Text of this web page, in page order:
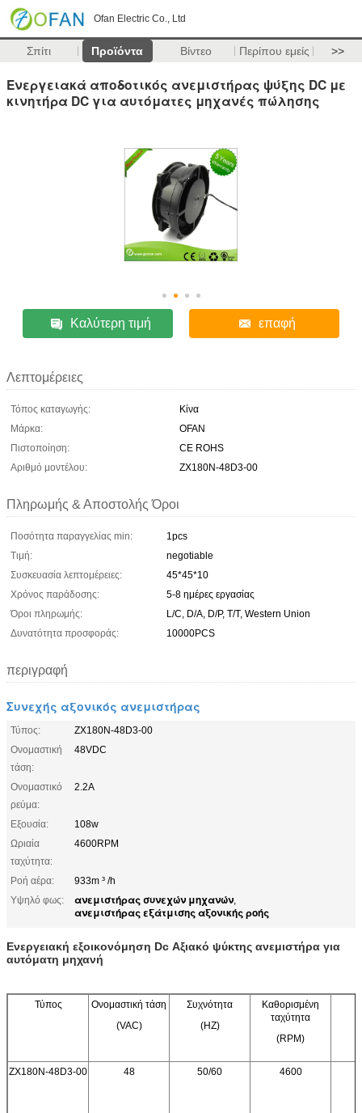
Ofan Electric Co., Ltd
Σπίτι Προϊόντα Βίντεο Περίπου εμείς >>
Ενεργειακά αποδοτικός ανεμιστήρας ψύξης DC με
κινητήρα DC για αυτόματες μηχανές πώλησης
Καλύτερη τιμή επαφή
Λεπτομέρειες
Τόπος καταγωγής:
Κίνα
Μάρκα:
OFAN
Πιστοποίηση:
CE ROHS
Αριθμό μοντέλου:
ZX180N-48D3-00
Πληρωμής & Αποστολής Όροι
Ποσότητα παραγγελίας min:
1pcs
Τιμή:
negotiable
Συσκευασία λεπτομέρειες:
45*45*10
Χρόνος παράδοσης:
5-8 ημέρες εργασίας
Όροι πληρωμής:
L/C, D/A, D/P, T/T, Western Union
Δυνατότητα προσφοράς:
10000PCS
περιγραφή
Συνεχής αξονικός ανεμιστήρας
Τύπος:
ZX180N-48D3-00
Ονομαστική
τάση:
48VDC
Ονομαστικό
ρεύμα:
2.2Α
Εξουσία:
108w
Ωριαία
ταχύτητα:
4600RPM
Ροή αέρα:
933m ³ /h
Υψηλό φως:
ανεμιστήρας συνεχών μηχανών,
ανεμιστήρας εξάτμισης αξονικής ροής
Ενεργειακή εξοικονόμηση Dc Αξιακό ψύκτης ανεμιστήρα για
αυτόματη μηχανή
Τύπος
Ονομαστική τάση
(VAC)
Συχνότητα
(HZ)
Καθορισμένη
ταχύτητα
(RPM)
ZX180N-48D3-00 48 50/60 4600